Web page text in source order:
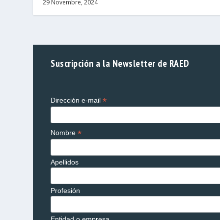
29 Novembre, 2024
Suscripción a la Newsletter de RAED
Dirección e-mail*
Nombre*
Apellidos
Profesión